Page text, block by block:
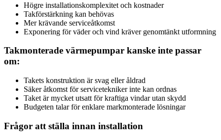
Högre installationskomplexitet och kostnader
Takförstärkning kan behövas
Mer krävande serviceåtkomst
Exponering för väder och vind kräver genomtänkt utformning
Takmonterade värmepumpar kanske inte passar
om:
Takets konstruktion är svag eller åldrad
Säker åtkomst för servicetekniker inte kan ordnas
Taket är mycket utsatt för kraftiga vindar utan skydd
Budgeten talar för enklare markmonterade lösningar
Frågor att ställa innan installation